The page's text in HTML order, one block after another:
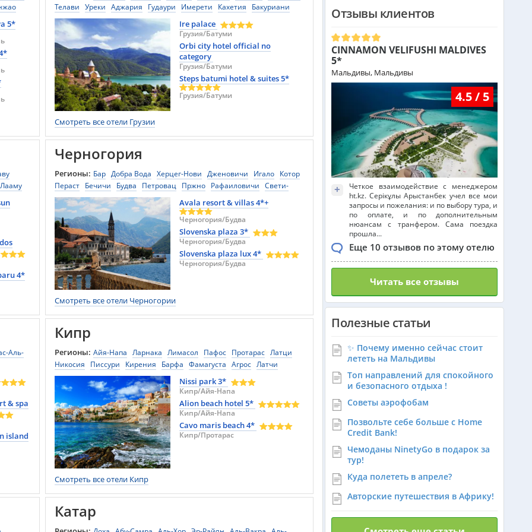
5*
Телави Уреки Аджария Гудаури Имерети Кахетия
Бакуриани
Мцхета Сигнахи Ахалцихе Мартвили
Гурия
Гонио Квариати Цихисдзири Чакви Шекветили
Сванетия Казбеги Абастумани Зугдиди Самцхе-Джавахети
Омало
Рача Квишхети Поти Ланчхути Хевсурети Квемо-Картли
Местия Сарпи Степанцминда Чирдили Душети
Ire palace
Грузия/Батуми
Orbi city hotel official no
category
Грузия/Батуми
Steps batumi hotel & suites 5*
Грузия/Батуми
Смотреть все отели Грузии
Лааму
4*
Черногория
Регионы: Бар Добра Вода Херцег-Нови Дженовичи Игало Котор
Пераст Бечичи Будва Петровац Пржно Рафаиловичи Свети-
Стефан Сутоморе Улцинь Тиват Милочер Доброта
Чань
Андриевица Санджак Плава Никшич Плевля Плужине
Шавник Беране Биело-Поле Даниловград
Avala resort & villas 4*+
Черногория/Будва
Slovenska plaza 3*
Черногория/Будва
Slovenska plaza lux 4*
Черногория/Будва
Смотреть все отели Черногории
Аль-
& spa
island
Кипр
Регионы: Айя-Напа Ларнака Лимасол Пафос Протарас Латци
Никосия
Писсури Кирения Барфа Фамагуста Агрос Латчи
Nissi park 3*
Кипр/Айя-Напа
Alion beach hotel 5*
Кипр/Айя-Напа
Cavo maris beach 4*
Кипр/Протарас
Смотреть все отели Кипр
Катар
Греция из Алматы
Сейшелы из Алматы
Доминикана из Алматы
Франция из Алматы
Болгария из Алматы
Финляндия из Алматы
Сингапур из Алматы
Танзания из Алматы
Израиль из Алматы
Оман из Алматы
Отзывы клиентов
CINNAMON VELIFUSHI MALDIVES
5*
Мальдивы, Мальдивы
4.5 / 5
+
Четкое взаимодействие с менеджером
ht.kz. Серікұлы Арыстанбек учел все мои
запросы и пожелания: и по выбору тура, и
по оплате, и по дополнительным
нюансам с транфером. Сама поездка
прошла...
Еще 10 отзывов по этому отелю
Читать все отзывы
Полезные статьи
✨ Почему именно сейчас стоит
лететь на Мальдивы
Топ направлений для спокойного
и безопасного отдыха !
Советы аэрофобам
Позвольте себе больше с Home
Credit Bank!
Чемоданы NinetyGo в подарок за
тур!
Куда полететь в апреле?
Авторские путешествия в Африку!